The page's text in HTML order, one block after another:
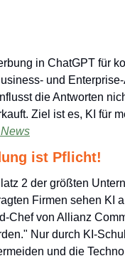
in ChatGPT für
und
die Antworten
Ziel ist es, KI für
ist Pflicht!
2 der größten
Firmen sehen KI
Chef von Allianz
Nur durch KI-
und die